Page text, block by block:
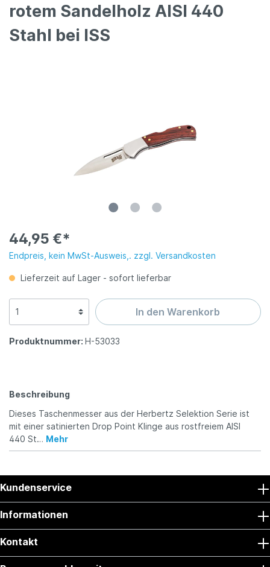
rotem Sandelholz AISI 440
Stahl bei ISS
44,95 €*
Endpreis, kein MwSt-Ausweis,. zzgl. Versandkosten
Lieferzeit auf Lager - sofort lieferbar
In den Warenkorb
Produktnummer: H-53033
Beschreibung
Dieses Taschenmesser aus der Herbertz Selektion Serie ist
mit einer satinierten Drop Point Klinge aus rostfreiem AISI
440 St… Mehr
Kundenservice
Informationen
Kontakt